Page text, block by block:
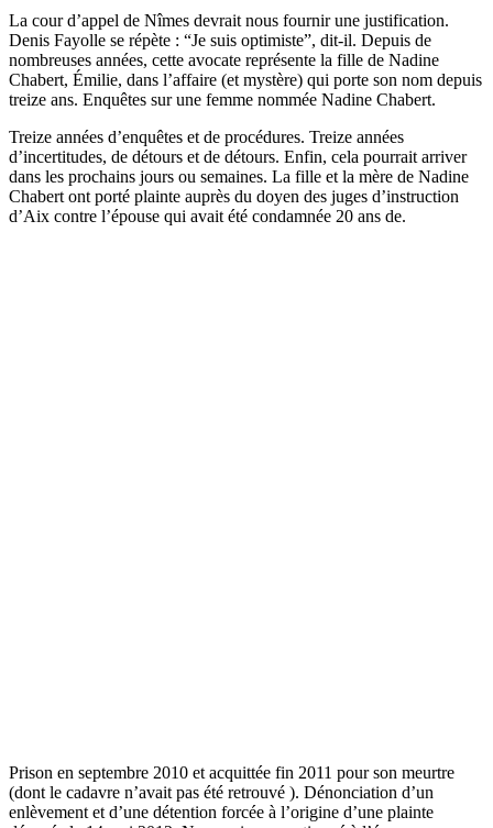
La cour d’appel de Nîmes devrait nous fournir une justification.
Denis Fayolle se répète : “Je suis optimiste”, dit-il. Depuis de
nombreuses années, cette avocate représente la fille de Nadine
Chabert, Émilie, dans l’affaire (et mystère) qui porte son nom depuis
treize ans. Enquêtes sur une femme nommée Nadine Chabert.
Treize années d’enquêtes et de procédures. Treize années
d’incertitudes, de détours et de détours. Enfin, cela pourrait arriver
dans les prochains jours ou semaines. La fille et la mère de Nadine
Chabert ont porté plainte auprès du doyen des juges d’instruction
d’Aix contre l’épouse qui avait été condamnée 20 ans de.
Prison en septembre 2010 et acquittée fin 2011 pour son meurtre
(dont le cadavre n’avait pas été retrouvé ). Dénonciation d’un
enlèvement et d’une détention forcée à l’origine d’une plainte